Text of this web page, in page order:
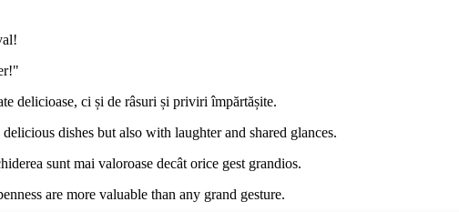
delicioase, ci și de râsuri și priviri împărtășite.
dishes but also with laughter and shared glances.
sunt mai valoroase decât orice gest grandios.
are more valuable than any grand gesture.